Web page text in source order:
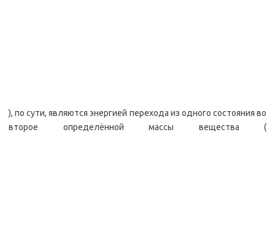
), по сути, являются энергией перехода из одного состояния во
второе определённой массы вещества (